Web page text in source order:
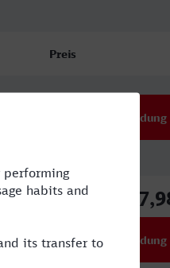
Preis